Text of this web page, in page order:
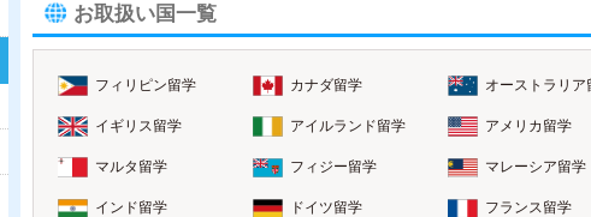
お取扱い国一覧
フィリピン留学 カナダ留学 オーストラリア
イギリス留学 アイルランド留学 アメリカ留学
マルタ留学 フィジー留学 マレーシア留学
インド留学 ドイツ留学 フランス留学